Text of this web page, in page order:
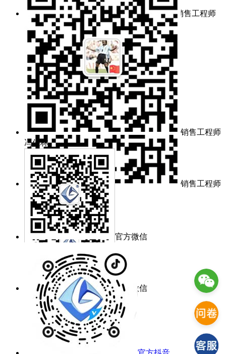
销售工程师
冯佳林
官方微信
销售工程师
余梦洁
销售工程师
冯佳林
官方微信